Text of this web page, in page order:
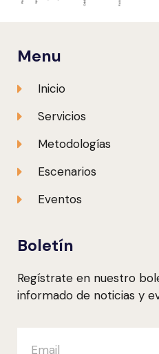
Menu
Inicio
Servicios
Metodologías
Escenarios
Eventos
Boletín
Regístrate en nuestro
informado de noticias y